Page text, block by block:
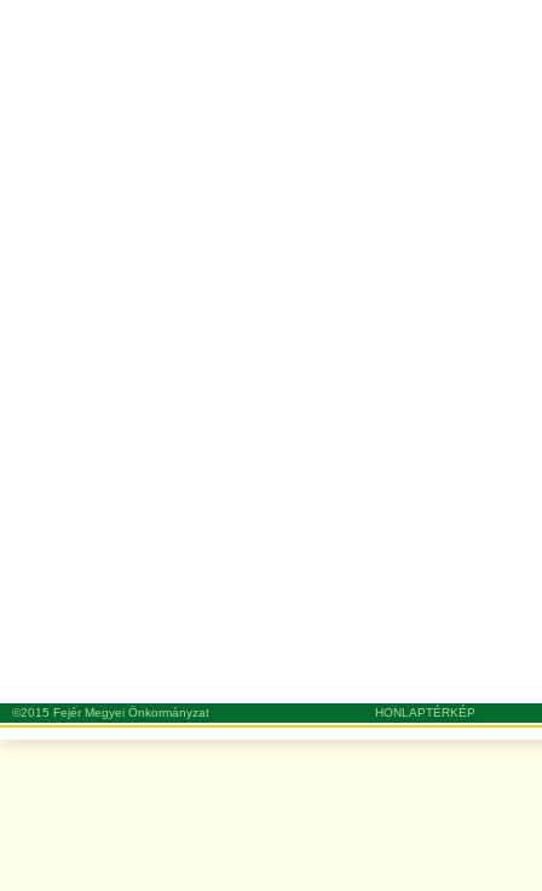
©2015 Fejér Megyei Önkormányzat HONLAPTÉRKÉP